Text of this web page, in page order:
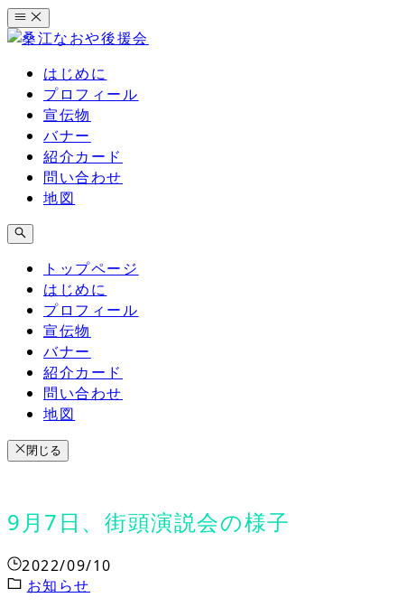
コ
ン
はじめに
プロフィール
宣伝物
バナー
紹介カード
問い合わせ
地図
トップページ
はじめに
プロフィール
宣伝物
バナー
紹介カード
問い合わせ
地図
閉じる
9月7日、街頭演説会の様子
2022/09/10
お知らせ